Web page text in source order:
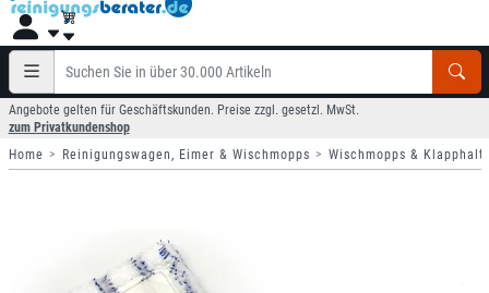
Angebote gelten für Geschäftskunden. Preise zzgl. gesetzl. MwSt.
zum Privatkundenshop
Home
Reinigungswagen, Eimer & Wischmopps Wischmopps &